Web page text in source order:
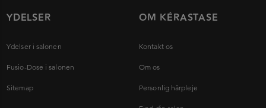
YDELSER
Ydelser i salonen
Fusio-Dose i salonen
Sitemap
OM KÉRASTASE
Kontakt os
Om os
Personlig hårpleje